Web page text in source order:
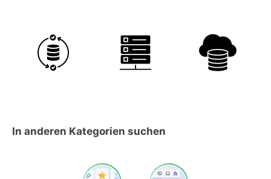
In anderen Kategorien suchen